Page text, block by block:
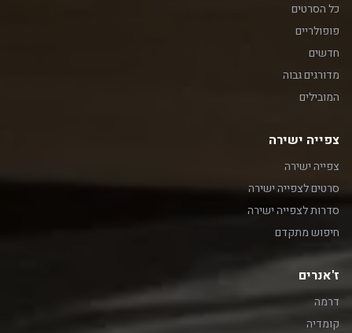
כל הסרטים
פופולריים
חדשים
מדורגים גבוה
המובילים
צפייה ישירה
צפייה ישירה
סרטים לצפייה ישירה
סדרות לצפייה ישירה
חיפוש מתקדם
ז'אנרים
דרמה
קומדיה